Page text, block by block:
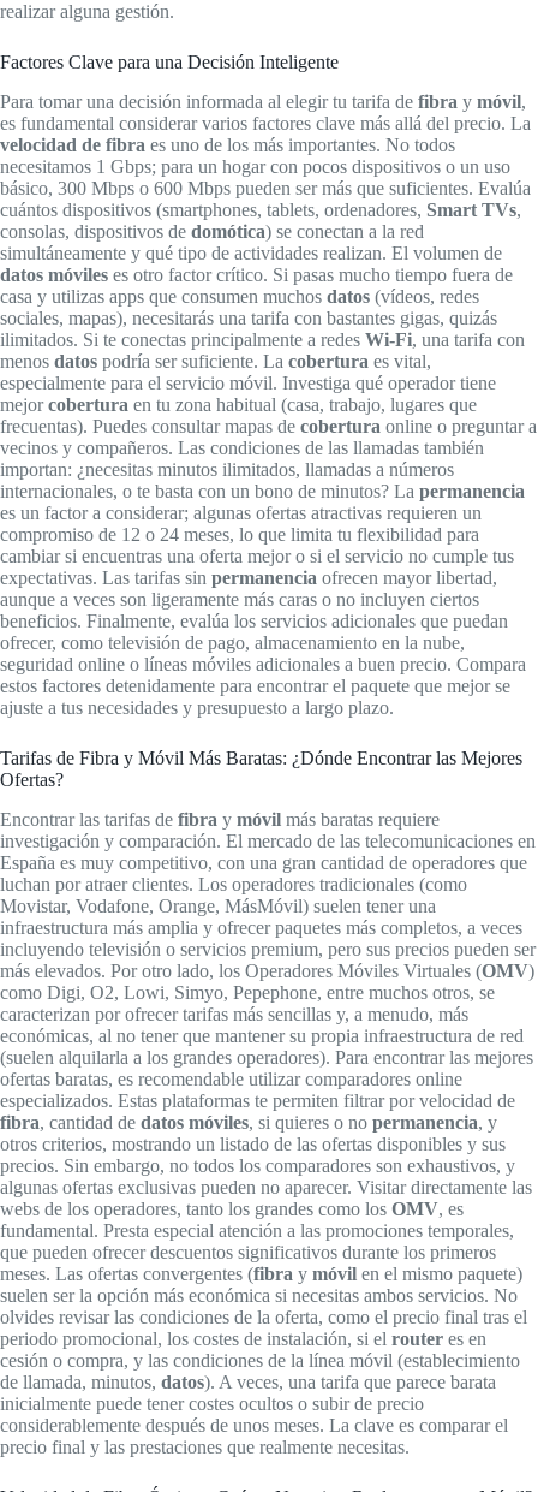
realizar alguna gestión.
Factores Clave para una Decisión Inteligente
Para tomar una decisión informada al elegir tu tarifa de fibra y móvil,
es fundamental considerar varios factores clave más allá del precio. La
velocidad de fibra es uno de los más importantes. No todos
necesitamos 1 Gbps; para un hogar con pocos dispositivos o un uso
básico, 300 Mbps o 600 Mbps pueden ser más que suficientes. Evalúa
cuántos dispositivos (smartphones, tablets, ordenadores, Smart TVs,
consolas, dispositivos de domótica) se conectan a la red
simultáneamente y qué tipo de actividades realizan. El volumen de
datos móviles es otro factor crítico. Si pasas mucho tiempo fuera de
casa y utilizas apps que consumen muchos datos (vídeos, redes
sociales, mapas), necesitarás una tarifa con bastantes gigas, quizás
ilimitados. Si te conectas principalmente a redes Wi-Fi, una tarifa con
menos datos podría ser suficiente. La cobertura es vital,
especialmente para el servicio móvil. Investiga qué operador tiene
mejorcobertura en tu zona habitual (casa, trabajo, lugares que
frecuentas). Puedes consultar mapas de cobertura online o preguntar a
vecinos y compañeros. Las condiciones de las llamadas también
importan: ¿necesitas minutos ilimitados, llamadas a números
internacionales, o te basta con un bono de minutos? La permanencia
es un factor a considerar; algunas ofertas atractivas requieren un
compromiso de 12 o 24 meses, lo que limita tu flexibilidad para
cambiar si encuentras una oferta mejor o si el servicio no cumple tus
expectativas. Las tarifas sin permanencia ofrecen mayor libertad,
aunque a veces son ligeramente más caras o no incluyen ciertos
beneficios. Finalmente, evalúa los servicios adicionales que puedan
ofrecer, como televisión de pago, almacenamiento en la nube,
seguridad online o líneas móviles adicionales a buen precio. Compara
estos factores detenidamente para encontrar el paquete que mejor se
ajuste a tus necesidades y presupuesto a largo plazo.
Tarifas de Fibra y Móvil Más Baratas: ¿Dónde Encontrar las Mejores
Ofertas?
Encontrar las tarifas de fibra y móvil más baratas requiere
investigación y comparación. El mercado de las telecomunicaciones en
España es muy competitivo, con una gran cantidad de operadores que
luchan por atraer clientes. Los operadores tradicionales (como
Movistar, Vodafone, Orange, MásMóvil) suelen tener una
infraestructura más amplia y ofrecer paquetes más completos, a veces
incluyendo televisión o servicios premium, pero sus precios pueden ser
más elevados. Por otro lado, los Operadores Móviles Virtuales (OMV)
como Digi, O2, Lowi, Simyo, Pepephone, entre muchos otros, se
caracterizan por ofrecer tarifas más sencillas y, a menudo, más
económicas, al no tener que mantener su propia infraestructura de red
(suelen alquilarla a los grandes operadores). Para encontrar las mejores
ofertas baratas, es recomendable utilizar comparadores online
especializados. Estas plataformas te permiten filtrar por velocidad de
fibra, cantidad de datos móviles, si quieres o no permanencia, y
otros criterios, mostrando un listado de las ofertas disponibles y sus
precios. Sin embargo, no todos los comparadores son exhaustivos, y
algunas ofertas exclusivas pueden no aparecer. Visitar directamente las
webs de los operadores, tanto los grandes como los OMV, es
fundamental. Presta especial atención a las promociones temporales,
que pueden ofrecer descuentos significativos durante los primeros
meses. Las ofertas convergentes (fibra y móvil en el mismo paquete)
suelen ser la opción más económica si necesitas ambos servicios. No
olvides revisar las condiciones de la oferta, como el precio final tras el
periodo promocional, los costes de instalación, si el router es en
cesión o compra, y las condiciones de la línea móvil (establecimiento
de llamada, minutos, datos). A veces, una tarifa que parece barata
inicialmente puede tener costes ocultos o subir de precio
considerablemente después de unos meses. La clave es comparar el
precio final y las prestaciones que realmente necesitas.